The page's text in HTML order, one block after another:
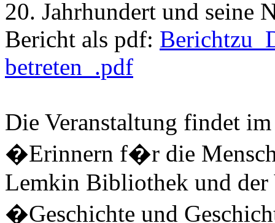
20. Jahrhundert und seine
Bericht als pdf:
betreten_.pdf
Die Veranstaltung findet
�Erinnern f�r die
Lemkin Bibliothek und der
�Geschichte und